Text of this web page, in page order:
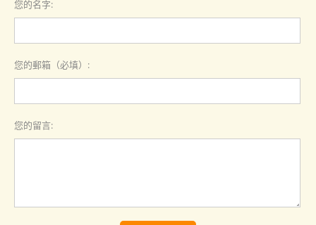
您的名字:
您的郵箱（必填）:
您的留言: